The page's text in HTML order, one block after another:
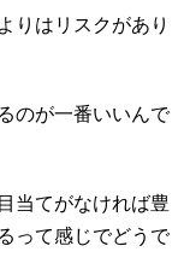
りはリスクがあり
のが一番いいんで
当てがなければ豊
って感じでどうで